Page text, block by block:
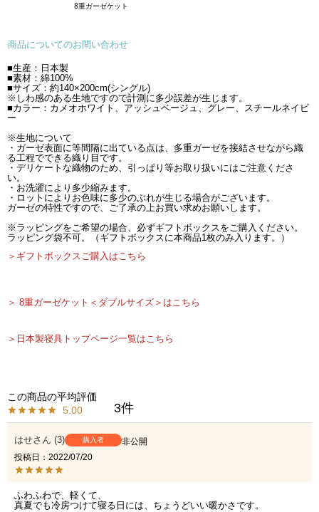
8重ガーゼケット
商品についてのお問い合わせ
■生産：日本製
■素材：綿100%
■サイズ：約140×200cm(シングル)
※しわ感のある生地ですので計測に多少誤差が生じます。
■カラー：カメオホワイト、アッシュベージュ、グレー、スチールネイビ
ー
※生地について
・ガーゼ表面に等間隔に出ている点は、多重ガーゼを接結させながら織
る工程でできる織り目です。
・デリケートな織物のため、引っぱり等お取り扱いにはご注意くださ
い。
・お洗濯により多少縮みます。
・ロットによりお色味に多少のぶれが生じる場合がございます。
ガーゼの特性ですので、ご了承の上お買い求めお願いします。
※ラッピングをご希望の場合、必ずギフトボックスをご購入ください。
ラッピング袋不可。（ギフトボックスに本商品1枚のみ入ります。）
＞ギフトボックスご購入はこちら
＞ 8重ガーゼケット＜ダブルサイズ＞はこちら
＞日本製寝具トップページ一覧はこちら
5.00 3
はせ 3 購入者
非公開
投稿日
2022/07/20
ふわふわで、軽くて、
真夏でも冷房つけて寝る日には、ちょうどいい暖かさです。